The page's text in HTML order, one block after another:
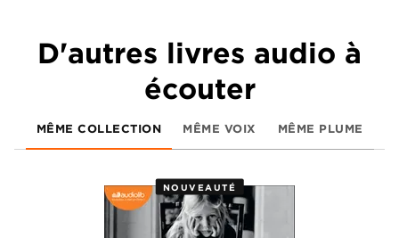
D'autres livres audio à
écouter
MÊME COLLECTION MÊME VOIX MÊME PLUME
NOUVEAUTÉ